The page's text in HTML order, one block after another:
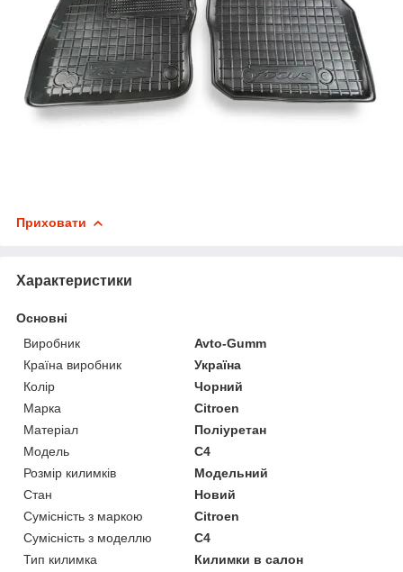
Приховати
Характеристики
Основні
Виробник
Avto-Gumm
Країна виробник
Україна
Колір
Чорний
Марка
Citroen
Матеріал
Поліуретан
Модель
C4
Розмір килимків
Модельний
Стан
Новий
Сумісність з маркою
Citroen
Сумісність з моделлю
C4
Тип килимка
Килимки в салон